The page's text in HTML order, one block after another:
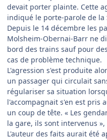
devait porter plainte. Cette
indiqué le porte-parole de la
Depuis le 14 décembre les
Molsheim-Obernai-Barr ne
bord des trains sauf pour
cas de problème technique.
L'agression s'est produite
un passager qui circulait
régulariser sa situation
l'accompagnait s'en est pris
un coup de tête. « Les
la gare, ils sont intervenus
L'auteur des faits aurait été